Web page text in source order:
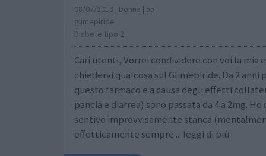
08/07/2013 | Donna | 55
glimepiride
Diabete tipo 2
Cari utenti, Vorrei condividere con voi la mia
chiedervi qualcosa sul Glimepiride. Da 2 anni
questo farmaco e a causa degli effetti
pancia e diarrea) sono passata da 4 a 2mg.
sentivo improvvisamente stanca
effetticamente sempre ... leggi di più